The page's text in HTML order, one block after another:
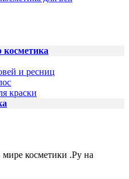
косметика
и ресниц
краски